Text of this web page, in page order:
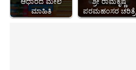
ಮಾಹಿತಿ
ಪರಮಹಂಸರ ಚರಿತ್ರೆ